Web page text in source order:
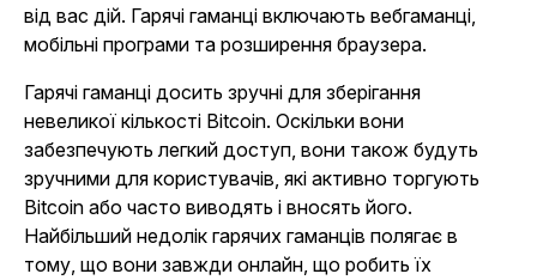
від вас дій. Гарячі гаманці включають вебгаманці,
мобільні програми та розширення браузера.
Гарячі гаманці досить зручні для зберігання
невеликої кількості Bitcoin. Оскільки вони
забезпечують легкий доступ, вони також будуть
зручними для користувачів, які активно торгують
Bitcoin або часто виводять і вносять його.
Найбільший недолік гарячих гаманців полягає в
тому, що вони завжди онлайн, що робить їх